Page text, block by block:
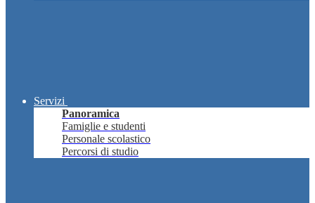
Servizi
Panoramica
Famiglie e studenti
Personale scolastico
Percorsi di studio